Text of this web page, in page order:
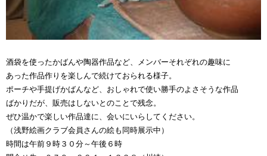
酒袋を使ったかばんや陶器作品など、メンバーそれぞれの趣味に
あった作品作りを楽しんで続けておられる様子。
ポーチや手提げかばんなど、おしゃれで使い勝手のよさそうな作品
ばかりだが、販売はしないとのことで残念。
ぜひ温かで楽しい作品達に、会いにいらしてください。
（浅野絵画クラブ会員さんの絵も同時展示中）
時間は午前９時３０分～午後６時